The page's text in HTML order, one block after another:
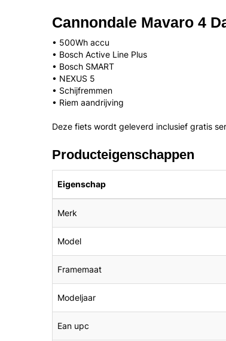
Cannondale Mavaro 4
• 500Wh accu
• Bosch Active Line Plus
• Bosch SMART
• NEXUS 5
• Schijfremmen
• Riem aandrijving
Deze fiets wordt geleverd inclusief gratis
Producteigenschappen
Eigenschap
Merk
Model
Framemaat
Modeljaar
Ean upc